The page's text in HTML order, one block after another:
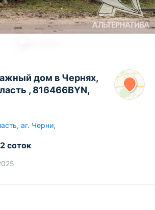
дом в Чернях,
, 816466BYN,
, аг. Черни,
соток